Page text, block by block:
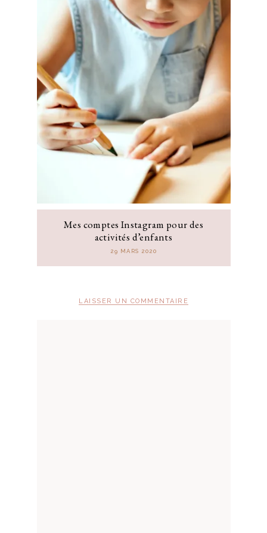
Mes comptes Instagram pour des
activités d’enfants
29 MARS 2020
LAISSER UN COMMENTAIRE